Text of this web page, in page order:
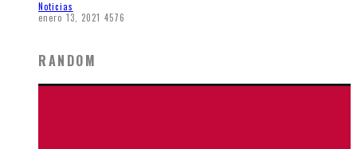
Noticias
enero 13, 2021 4576
RANDOM